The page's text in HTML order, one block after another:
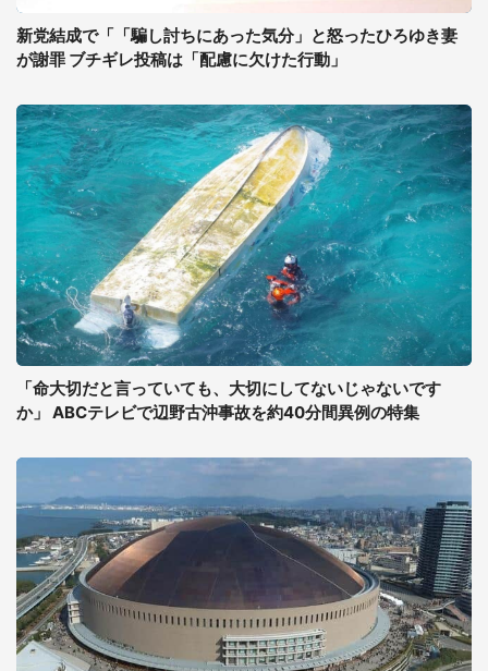
新党結成で「「騙し討ちにあった気分」と怒ったひろゆき妻
が謝罪 ブチギレ投稿は「配慮に欠けた行動」
「命大切だと言っていても、大切にしてないじゃないです
か」 ABCテレビで辺野古沖事故を約40分間異例の特集